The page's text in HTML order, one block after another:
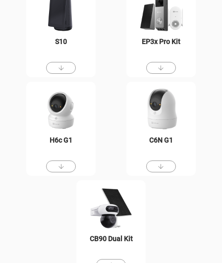
S10 EP3x Pro Kit
H6c G1 C6N G1
CB90 Dual Kit